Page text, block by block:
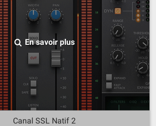
En savoir plus
Canal SSL Natif 2